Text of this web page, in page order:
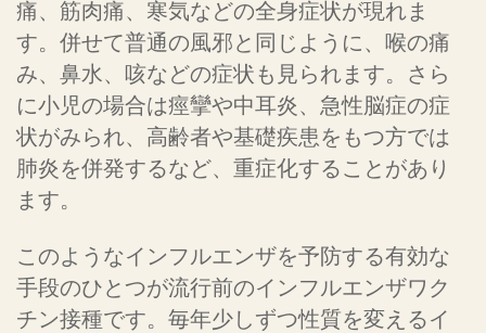
痛、筋肉痛、寒気などの全身症状が現れま
す。併せて普通の風邪と同じように、喉の痛
み、鼻水、咳などの症状も見られます。さら
に小児の場合は痙攣や中耳炎、急性脳症の症
状がみられ、高齢者や基礎疾患をもつ方では
肺炎を併発するなど、重症化することがあり
ます。
このようなインフルエンザを予防する有効な
手段のひとつが流行前のインフルエンザワク
チン接種です。毎年少しずつ性質を変えるイ